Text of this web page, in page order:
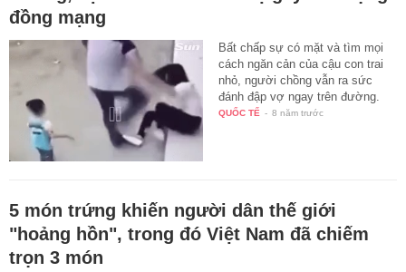
đồng mạng
Bất chấp sự có mặt và tìm mọi
cách ngăn cản của cậu con trai
nhỏ, người chồng vẫn ra sức
đánh đập vợ ngay trên đường.
QUỐC TẾ - 8 năm trước
5 món trứng khiến người dân thế giới
"hoảng hồn", trong đó Việt Nam đã chiếm
trọn 3 món